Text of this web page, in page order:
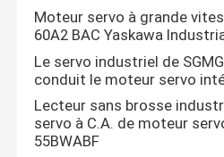
Moteur servo à grande
60A2 BAC Yaskawa
Le servo industriel de
conduit le moteur servo
Lecteur sans brosse
servo à C.A. de moteur
55BWABF